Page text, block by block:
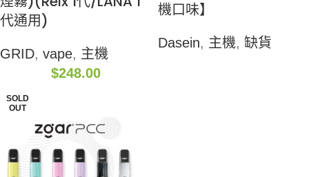
代通用)
GRID, vape, 主機
$248.00
機口味】
Dasein, 主機, 缺貨
SOLD
OUT